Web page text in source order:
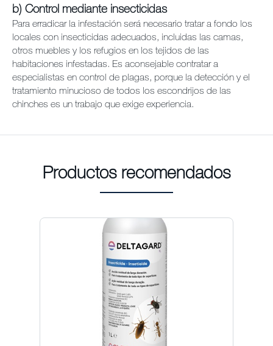
b) Control mediante insecticidas
Para erradicar la infestación será necesario tratar a fondo los
locales con insecticidas adecuados, incluidas las camas,
otros muebles y los refugios en los tejidos de las
habitaciones infestadas. Es aconsejable contratar a
especialistas en control de plagas, porque la detección y el
tratamiento minucioso de todos los escondrijos de las
chinches es un trabajo que exige experiencia.
Productos recomendados